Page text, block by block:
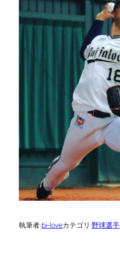
執筆者:bi-loveカテゴリ:野球選手